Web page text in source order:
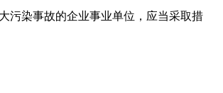
污染事故的企业事业单位，应当采取措